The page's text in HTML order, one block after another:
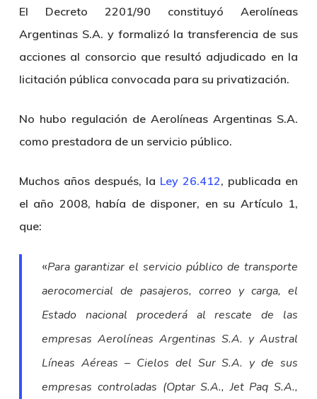
El Decreto 2201/90 constituyó Aerolíneas
Argentinas S.A. y formalizó la transferencia de sus
acciones al consorcio que resultó adjudicado en la
licitación pública convocada para su privatización.
No hubo regulación de Aerolíneas Argentinas S.A.
como prestadora de un servicio público.
Muchos años después, la Ley 26.412, publicada en
el año 2008, había de disponer, en su Artículo 1,
que:
«Para garantizar el servicio público de transporte
aerocomercial de pasajeros, correo y carga, el
Estado nacional procederá al rescate de las
empresas Aerolíneas Argentinas S.A. y Austral
Líneas Aéreas – Cielos del Sur S.A. y de sus
empresas controladas (Optar S.A., Jet Paq S.A.,